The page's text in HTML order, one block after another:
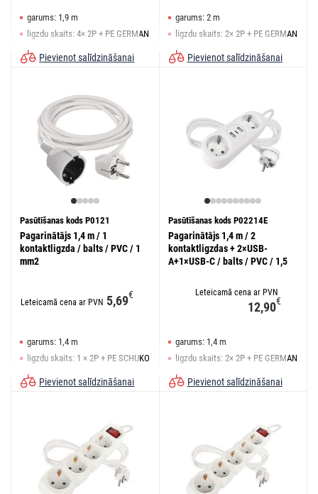
garums: 1,9 m
ligzdu skaits: 4× 2P + PE GERMAN
slēdzis: nē
Pievienot salīdzināšanai
garums: 2 m
ligzdu skaits: 2× 2P + PE GERMAN
slēdzis: nē
Pievienot salīdzināšanai
Pasūtīšanas kods P0121
Pagarinātājs 1,4 m / 1
kontaktligzda / balts / PVC / 1
mm2
Leteicamā cena ar PVN 5,69€
garums: 1,4 m
ligzdu skaits: 1 × 2P + PE SCHUKO
slēdzis: nē
Pievienot salīdzināšanai
Pasūtīšanas kods P02214E
Pagarinātājs 1,4 m / 2
kontaktligzdas + 2×USB-
A+1×USB-C / balts / PVC / 1,5
Leteicamā cena ar PVN
12,90€
garums: 1,4 m
ligzdu skaits: 2× 2P + PE GERMAN
slēdzis: nē
Pievienot salīdzināšanai